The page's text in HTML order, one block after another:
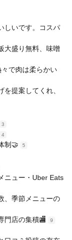
しいです。コスパ
大盛り無料、味噌
で肉は柔らかい
提案してくれ、
3
4
制🤝 5
ニュー・Uber Eats
、季節メニューの
門店の集積🏬
9